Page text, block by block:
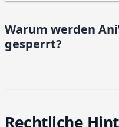
Warum werden
gesperrt?
Rechtliche